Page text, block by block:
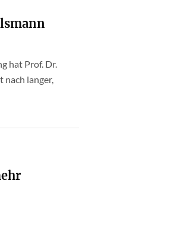
hat Prof. Dr.
langer,